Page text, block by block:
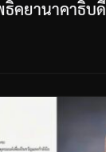
ธิคยานาคาธิบ